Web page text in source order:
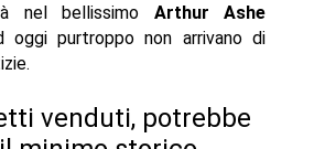
nel bellissimo Arthur Ashe
oggi purtroppo non arrivano di
venduti, potrebbe